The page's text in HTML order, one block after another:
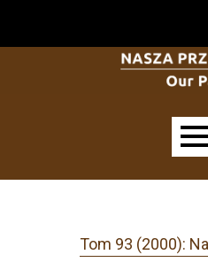
Tom 93 (2000):